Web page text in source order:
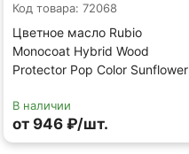
Код товара: 72068
Цветное масло Rubio
Monocoat Hybrid Wood
Protector Pop Color Sunflower
В наличии
от 946 ₽/шт.